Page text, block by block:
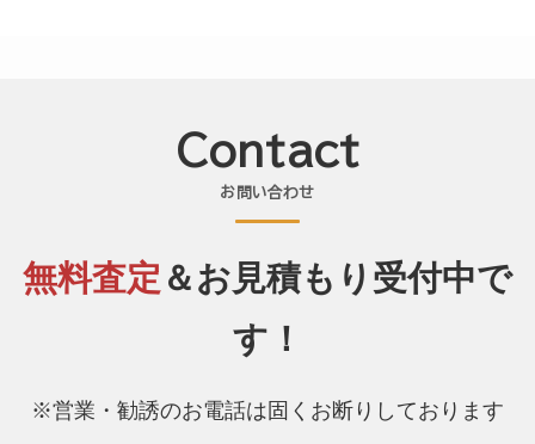
Contact
お問い合わせ
無料査定 ＆お見積もり受付中で
す！
※営業・勧誘のお電話は固くお断りしております